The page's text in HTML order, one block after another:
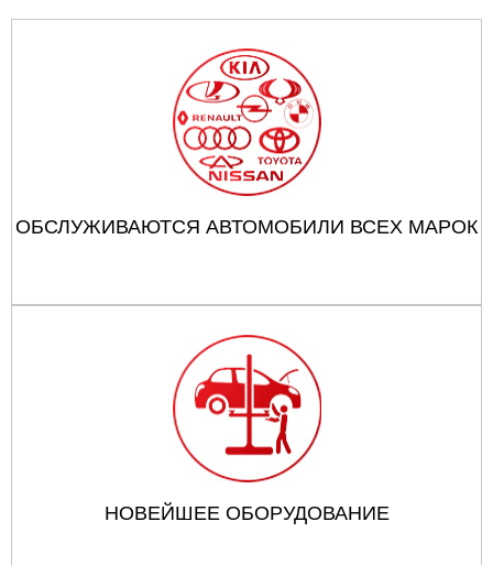
ОБСЛУЖИВАЮТСЯ АВТОМОБИЛИ ВСЕХ МАРОК
НОВЕЙШЕЕ ОБОРУДОВАНИЕ